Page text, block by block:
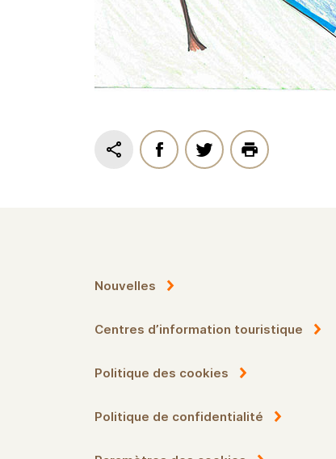
Nouvelles
Centres d’information touristique
Politique des cookies
Politique de confidentialité